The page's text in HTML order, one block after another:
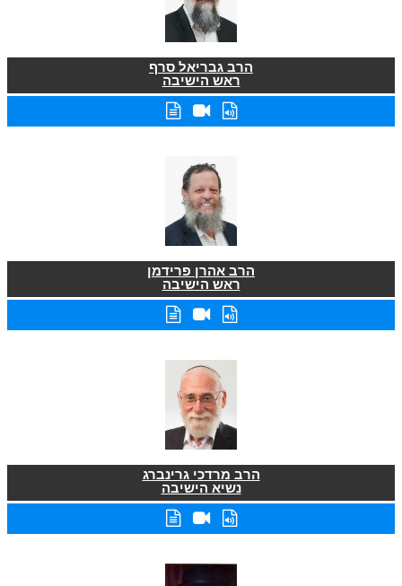
הרב גבריאל סרף
ראש הישיבה
הרב אהרן פרידמן
ראש הישיבה
הרב מרדכי גרינברג
נשיא הישיבה